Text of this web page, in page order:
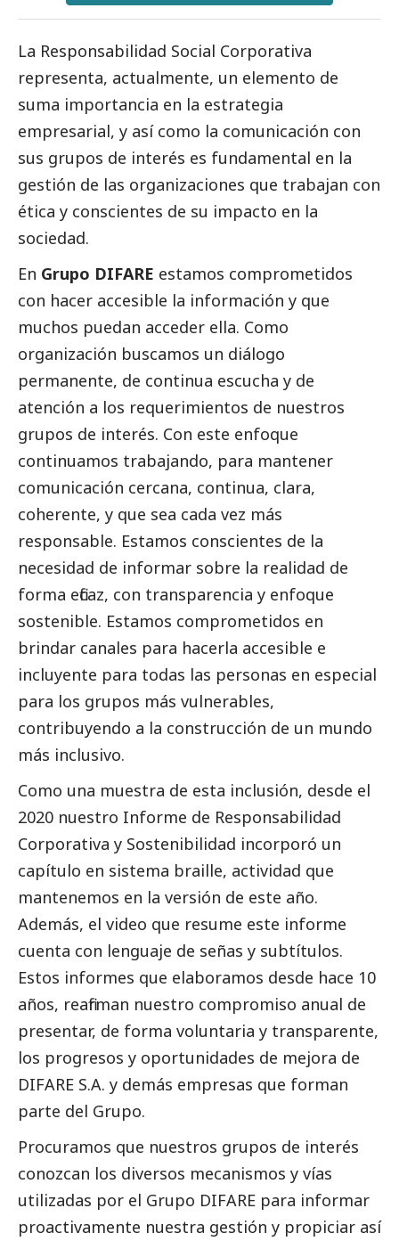
La Responsabilidad Social Corporativa
representa, actualmente, un elemento de
suma importancia en la estrategia
empresarial, y así como la comunicación con
sus grupos de interés es fundamental en la
gestión de las organizaciones que trabajan con
ética y conscientes de su impacto en la
sociedad.
En Grupo DIFARE estamos comprometidos
con hacer accesible la información y que
muchos puedan acceder ella. Como
organización buscamos un diálogo
permanente, de continua escucha y de
atención a los requerimientos de nuestros
grupos de interés. Con este enfoque
continuamos trabajando, para mantener
comunicación cercana, continua, clara,
coherente, y que sea cada vez más
responsable. Estamos conscientes de la
necesidad de informar sobre la realidad de
forma eficaz, con transparencia y enfoque
sostenible. Estamos comprometidos en
brindar canales para hacerla accesible e
incluyente para todas las personas en especial
para los grupos más vulnerables,
contribuyendo a la construcción de un mundo
más inclusivo.
Como una muestra de esta inclusión, desde el
2020 nuestro Informe de Responsabilidad
Corporativa y Sostenibilidad incorporó un
capítulo en sistema braille, actividad que
mantenemos en la versión de este año.
Además, el video que resume este informe
cuenta con lenguaje de señas y subtítulos.
Estos informes que elaboramos desde hace 10
años, reafirman nuestro compromiso anual de
presentar, de forma voluntaria y transparente,
los progresos y oportunidades de mejora de
DIFARE S.A. y demás empresas que forman
parte del Grupo.
Procuramos que nuestros grupos de interés
conozcan los diversos mecanismos y vías
utilizadas por el Grupo DIFARE para informar
proactivamente nuestra gestión y propiciar así